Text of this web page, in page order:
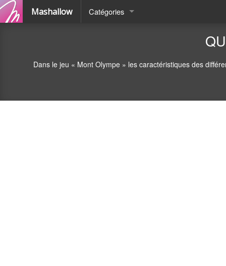
Mashallow Catégories
Dans le jeu « Mont Olympe » les caractéristiques des